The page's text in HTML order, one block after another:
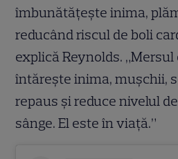
îmbunătățește inima,
reducând riscul de boli
explică Reynolds.
întărește inima, mușchii,
repaus și reduce nivelul
sânge. El este în viață.”